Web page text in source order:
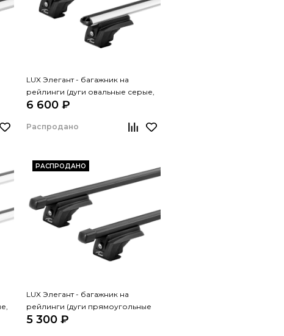
LUX Элегант - багажник на
рейлинги (дуги овальные серые,
1,2м)
6 600 ₽
Распродано
РАСПРОДАНО
LUX Элегант - багажник на
рейлинги (дуги прямоугольные
черные, 1,2м)
5 300 ₽